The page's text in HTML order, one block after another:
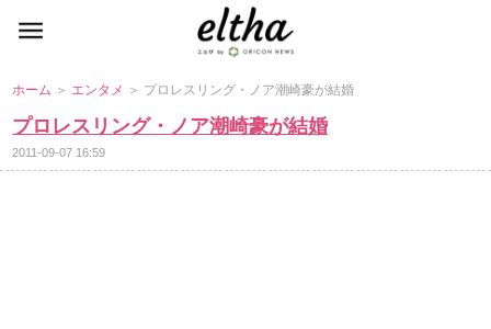
ホーム ＞ エンタメ ＞ プロレスリング・ノア潮崎豪が結婚
プロレスリング・ノア潮崎豪が結婚
2011-09-07 16:59